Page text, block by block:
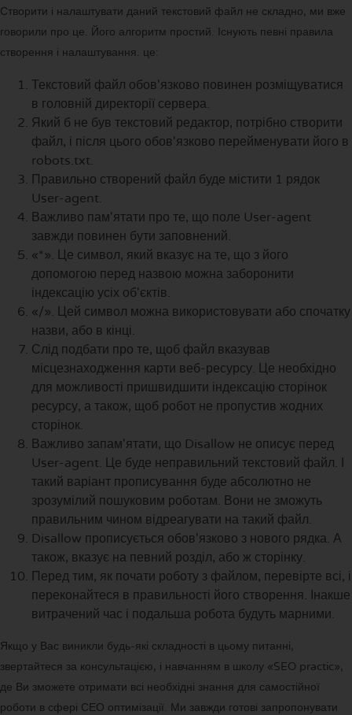
Створити і налаштувати даний текстовий файл не складно, ми вже
говорили про це. Його алгоритм простий. Існують певні правила
створення і налаштування. це:
Текстовий файл обов'язково повинен розміщуватися
в головній директорії сервера.
Який б не був текстовий редактор, потрібно створити
файл, і після цього обов'язково перейменувати його в
robots.txt.
Правильно створений файл буде містити 1 рядок
User-agent.
Важливо пам'ятати про те, що поле User-agent
завжди повинен бути заповнений.
«*». Це символ, який вказує на те, що з його
допомогою перед назвою можна заборонити
індексацію усіх об'єктів.
«/». Цей символ можна використовувати або спочатку
назви, або в кінці.
Слід подбати про те, щоб файл вказував
місцезнаходження карти веб-ресурсу. Це необхідно
для можливості пришвидшити індексацію сторінок
ресурсу, а також, щоб робот не пропустив жодних
сторінок.
Важливо запам'ятати, що Disallow не описує перед
User-agent. Це буде неправильний текстовий файл. І
такий варіант прописування буде абсолютно не
зрозумілий пошуковим роботам. Вони не зможуть
правильним чином відреагувати на такий файл.
Disallow прописується обов'язково з нового рядка. А
також, вказує на певний розділ, або ж сторінку.
Перед тим, як почати роботу з файлом, перевірте всі, і
переконайтеся в правильності його створення. Інакше
витрачений час і подальша робота будуть марними.
Якщо у Вас виникли будь-які складності в цьому питанні,
звертайтеся за консультацією, і навчанням в школу «SEO practic»,
де Ви зможете отримати всі необхідні знання для самостійної
роботи в сфері СЕО оптимізації. Ми завжди готові запропонувати